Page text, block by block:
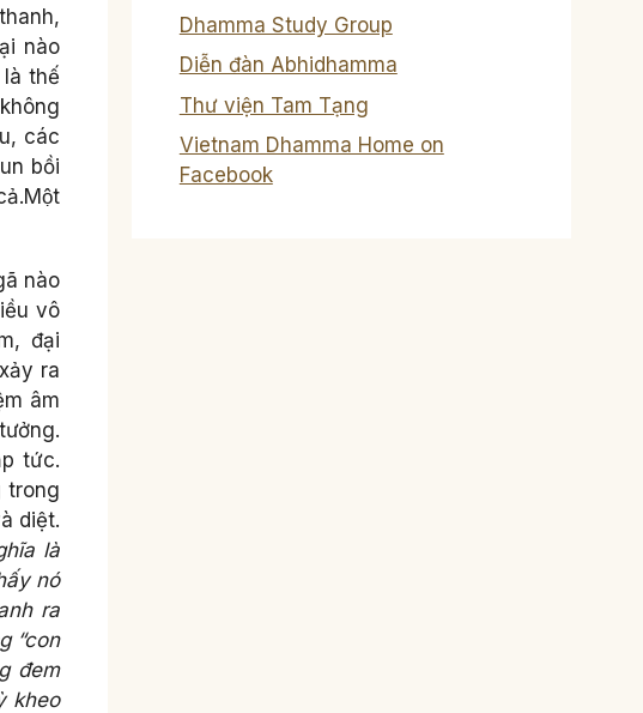
nào
thế
các
bồi
nào
vô
đại
ra
âm
tức.
trong
diệt.
là
nó
ra
“con
đem
kheo
Dhamma Study Group
Diễn đàn Abhidhamma
Thư viện Tam Tạng
Vietnam Dhamma Home on
Facebook